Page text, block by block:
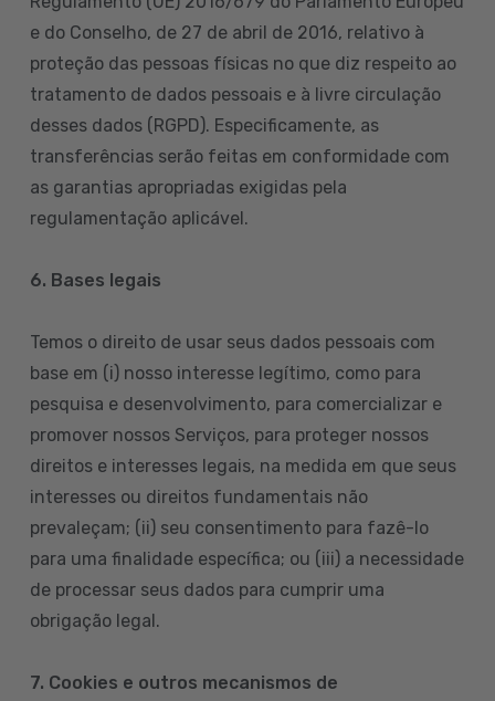
e do Conselho, de 27 de abril de 2016, relativo à
proteção das pessoas físicas no que diz respeito ao
tratamento de dados pessoais e à livre circulação
desses dados (RGPD). Especificamente, as
transferências serão feitas em conformidade com
as garantias apropriadas exigidas pela
regulamentação aplicável.
6. Bases legais
Temos o direito de usar seus dados pessoais com
base em (i) nosso interesse legítimo, como para
pesquisa e desenvolvimento, para comercializar e
promover nossos Serviços, para proteger nossos
direitos e interesses legais, na medida em que seus
interesses ou direitos fundamentais não
prevaleçam; (ii) seu consentimento para fazê-lo
para uma finalidade específica; ou (iii) a necessidade
de processar seus dados para cumprir uma
obrigação legal.
7. Cookies e outros mecanismos de